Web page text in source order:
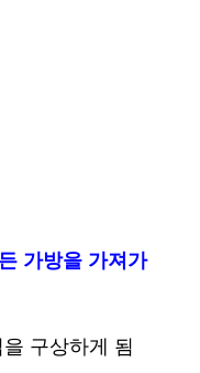
가방을 가져가
구상하게 됨